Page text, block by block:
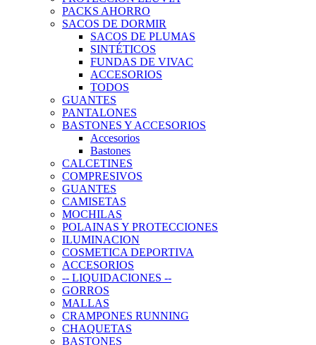
PACKS AHORRO
SACOS DE DORMIR
SACOS DE PLUMAS
SINTÉTICOS
FUNDAS DE VIVAC
ACCESORIOS
TODOS
GUANTES
PANTALONES
BASTONES Y ACCESORIOS
Accesorios
Bastones
CALCETINES
COMPRESIVOS
GUANTES
CAMISETAS
MOCHILAS
POLAINAS Y PROTECCIONES
ILUMINACION
COSMETICA DEPORTIVA
ACCESORIOS
-- LIQUIDACIONES --
GORROS
MALLAS
CRAMPONES RUNNING
CHAQUETAS
BASTONES